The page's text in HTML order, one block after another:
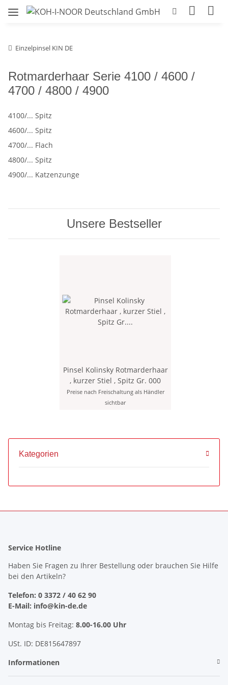
Einzelpinsel KIN DE
Rotmarderhaar Serie 4100 / 4600 /
4700 / 4800 / 4900
4100/... Spitz
4600/... Spitz
4700/... Flach
4800/... Spitz
4900/... Katzenzunge
Unsere Bestseller
Pinsel Kolinsky Rotmarderhaar
, kurzer Stiel , Spitz Gr. 000
Preise nach Freischaltung als Händler
sichtbar
Kategorien
Service Hotline
Haben Sie Fragen zu Ihrer Bestellung oder brauchen Sie Hilfe
bei den Artikeln?
Telefon: 0 3372 / 40 62 90
E-Mail: info@kin-de.de
Montag bis Freitag: 8.00-16.00 Uhr
USt. ID: DE815647897
Informationen